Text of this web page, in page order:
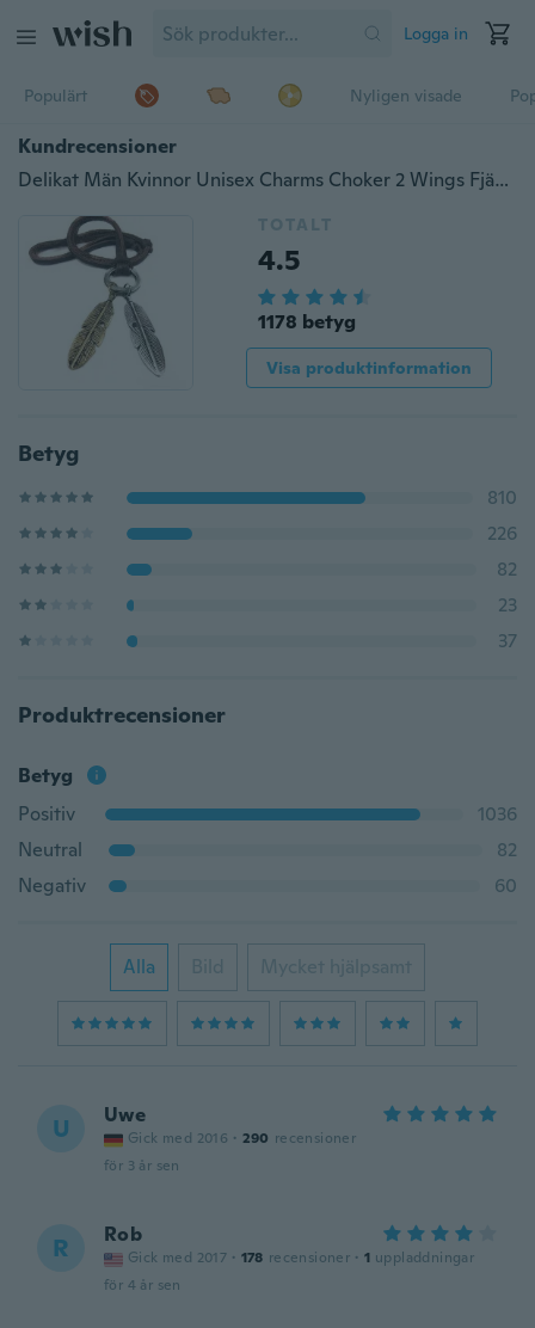
Logga in
Populärt Nyligen visade
Kundrecensioner
Delikat Män Kvinnor Unisex Charms Choker 2 Wings Fjäderhänge Läderhalsband
TOTALT
4.5
1178 betyg
Visa produktinformation
Betyg
810
226
82
23
37
Produktrecensioner
Betyg
Positiv
1036
Neutral
82
Negativ
60
Alla Bild Mycket hjälpsamt
U Uwe
Gick med 2016 · 290 recensioner
för 3 år sen
R Rob
Gick med 2017 · 178 recensioner · 1 uppladdningar
för 4 år sen